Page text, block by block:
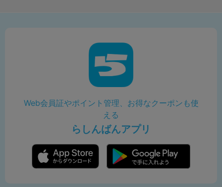
Web会員証やポイント管理、お得なクーポンも使
える
らしんばんアプリ